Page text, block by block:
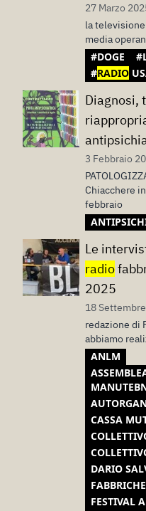
27 Marzo
la
media
#DOGE
#RADIO
Diagnosi,
3 Febbraio
Chiacchere in
febbraio
Le
radio
2025
18
redazione di
abbiamo
ANLM
CASSA
DARIO
FESTIVAL